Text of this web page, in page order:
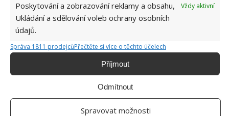
Poskytování a zobrazování reklamy a obsahu,
Ukládání a sdělování voleb ochrany osobních
údajů.
Vždy aktivní
Správa 1811 prodejcůPřečtěte si více o těchto účelech
Příjmout
Odmítnout
Spravovat možnosti